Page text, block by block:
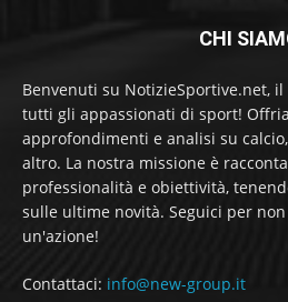
CHI
Benvenuti su NotizieSportive.net,
tutti gli appassionati di sport!
approfondimenti e analisi su
altro. La nostra missione è
professionalità e obiettività,
sulle ultime novità. Seguici per
un'azione!
Contattaci: info@new-group.it